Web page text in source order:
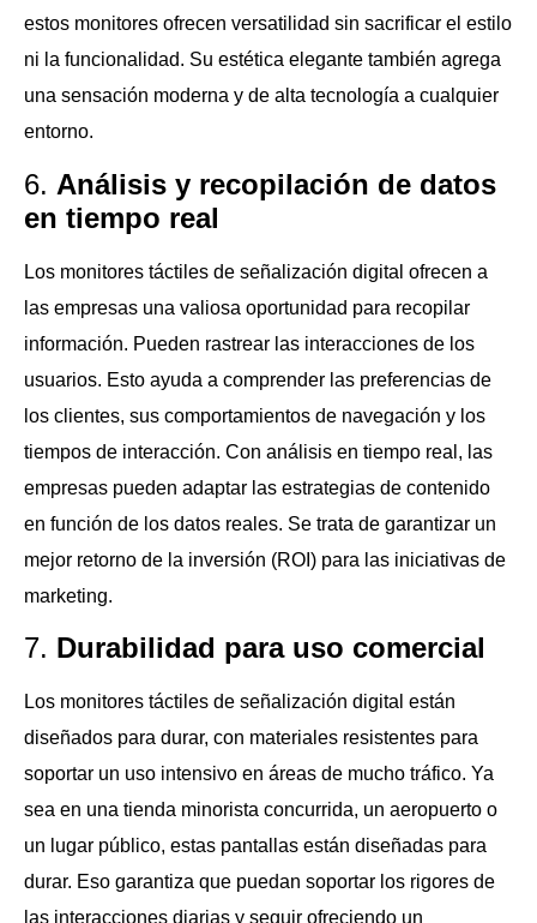
estos monitores ofrecen versatilidad sin sacrificar el estilo
ni la funcionalidad. Su estética elegante también agrega
una sensación moderna y de alta tecnología a cualquier
entorno.
6. Análisis y recopilación de datos
en tiempo real
Los monitores táctiles de señalización digital ofrecen a
las empresas una valiosa oportunidad para recopilar
información. Pueden rastrear las interacciones de los
usuarios. Esto ayuda a comprender las preferencias de
los clientes, sus comportamientos de navegación y los
tiempos de interacción. Con análisis en tiempo real, las
empresas pueden adaptar las estrategias de contenido
en función de los datos reales. Se trata de garantizar un
mejor retorno de la inversión (ROI) para las iniciativas de
marketing.
7. Durabilidad para uso comercial
Los monitores táctiles de señalización digital están
diseñados para durar, con materiales resistentes para
soportar un uso intensivo en áreas de mucho tráfico. Ya
sea en una tienda minorista concurrida, un aeropuerto o
un lugar público, estas pantallas están diseñadas para
durar. Eso garantiza que puedan soportar los rigores de
las interacciones diarias y seguir ofreciendo un